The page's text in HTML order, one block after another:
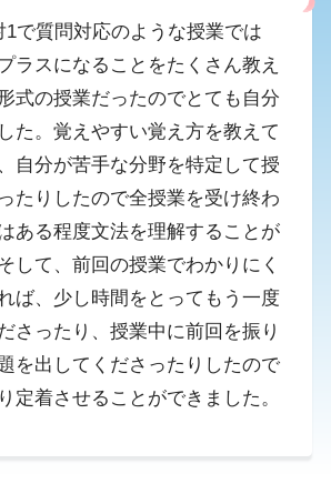
1で質問対応のような授業では
ラスになることをたくさん教え
式の授業だったのでとても自分
た。覚えやすい覚え方を教えて
自分が苦手な分野を特定して授
たりしたので全授業を受け終わ
ある程度文法を理解することが
して、前回の授業でわかりにく
ば、少し時間をとってもう一度
さったり、授業中に前回を振り
を出してくださったりしたので
定着させることができました。